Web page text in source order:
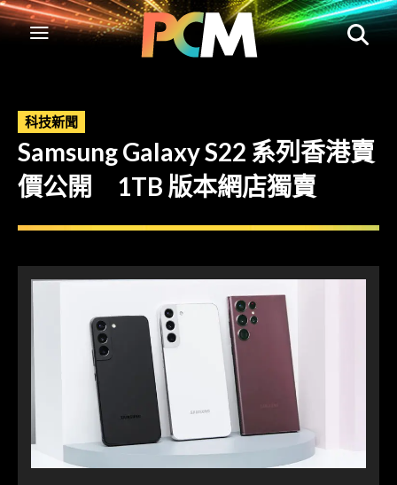
科技新聞
Samsung Galaxy S22 系列香港賣
價公開 1TB 版本網店獨賣